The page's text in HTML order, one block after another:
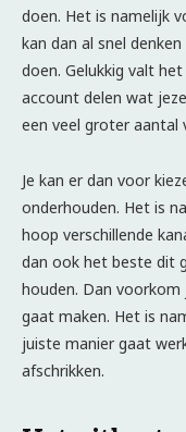
doen. Het is namelijk
kan dan al snel
doen. Gelukkig valt
account delen wat
een veel groter aantal
Je kan er dan voor
onderhouden. Het is
hoop verschillende
dan ook het beste dit
houden. Dan
gaat maken. Het is
juiste manier gaat
afschrikken.